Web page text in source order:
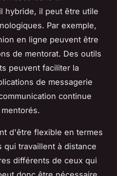
hybride, il peut être utile
Par exemple,
en ligne peuvent être
de mentorat. Des outils
peuvent faciliter la
de messagerie
continue
d'être flexible en termes
qui travaillent à distance
différents de ceux qui